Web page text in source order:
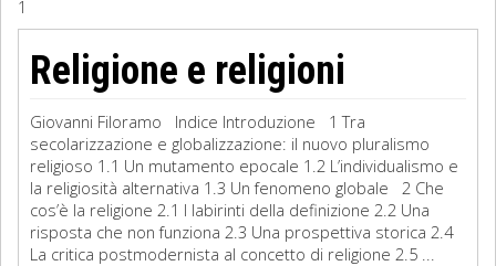
Filosofia
Storia
Matematica
Diritto
1
Religione e religioni
Giovanni Filoramo Indice Introduzione 1 Tra
secolarizzazione e globalizzazione: il nuovo pluralismo
religioso 1.1 Un mutamento epocale 1.2 L’individualismo e
la religiosità alternativa 1.3 Un fenomeno globale 2 Che
cos’è la religione 2.1 I labirinti della definizione 2.2 Una
risposta che non funziona 2.3 Una prospettiva storica 2.4
La critica postmodernista al concetto di religione 2.5 ...